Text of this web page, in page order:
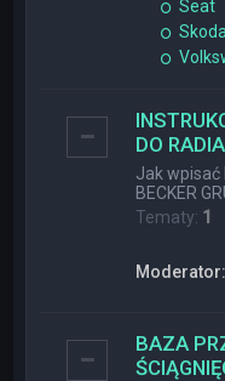
Seat
Skoda
DO RADIA
Jak wpisać
BECKER
Tematy: 1
Moderator:
BAZA